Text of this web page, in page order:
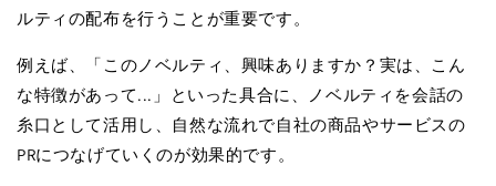
ルティの配布を行うことが重要です。
例えば、「このノベルティ、興味ありますか？実は、こん
な特徴があって... 」といった具合に、ノベルティを会話の
糸口として活用し、自然な流れで自社の商品やサービスの
PRにつなげていくのが効果的です。